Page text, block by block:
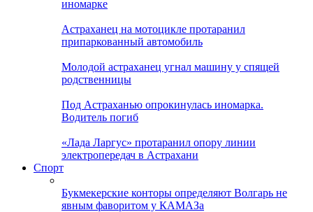
иномарке
Астраханец на мотоцикле протаранил
припаркованный автомобиль
Молодой астраханец угнал машину у спящей
родственницы
Под Астраханью опрокинулась иномарка.
Водитель погиб
«Лада Ларгус» протаранил опору линии
электропередач в Астрахани
Спорт
Букмекерские конторы определяют Волгарь не
явным фаворитом у КАМАЗа